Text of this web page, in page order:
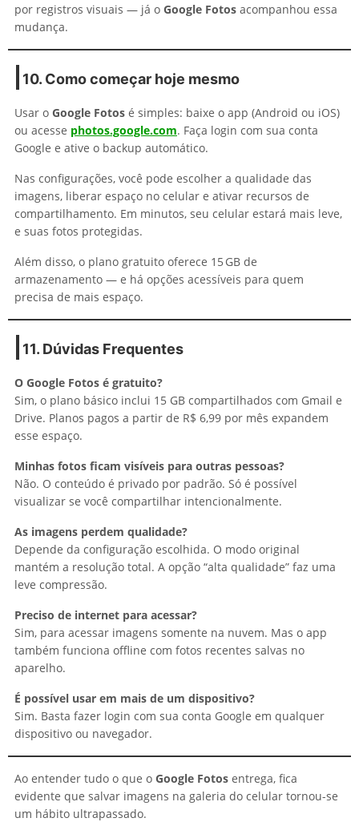
por registros visuais — já o Google Fotos acompanhou essa
mudança.
10. Como começar hoje mesmo
Usar o Google Fotos é simples: baixe o app (Android ou iOS)
ou acesse photos.google.com. Faça login com sua conta
Google e ative o backup automático.
Nas configurações, você pode escolher a qualidade das
imagens, liberar espaço no celular e ativar recursos de
compartilhamento. Em minutos, seu celular estará mais leve,
e suas fotos protegidas.
Além disso, o plano gratuito oferece 15 GB de
armazenamento — e há opções acessíveis para quem
precisa de mais espaço.
11. Dúvidas Frequentes
O Google Fotos é gratuito?
Sim, o plano básico inclui 15 GB compartilhados com Gmail e
Drive. Planos pagos a partir de R$ 6,99 por mês expandem
esse espaço.
Minhas fotos ficam visíveis para outras pessoas?
Não. O conteúdo é privado por padrão. Só é possível
visualizar se você compartilhar intencionalmente.
As imagens perdem qualidade?
Depende da configuração escolhida. O modo original
mantém a resolução total. A opção “alta qualidade” faz uma
leve compressão.
Preciso de internet para acessar?
Sim, para acessar imagens somente na nuvem. Mas o app
também funciona offline com fotos recentes salvas no
aparelho.
É possível usar em mais de um dispositivo?
Sim. Basta fazer login com sua conta Google em qualquer
dispositivo ou navegador.
Ao entender tudo o que o Google Fotos entrega, fica
evidente que salvar imagens na galeria do celular tornou-se
um hábito ultrapassado.